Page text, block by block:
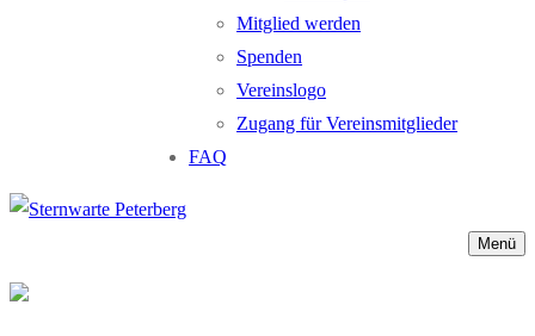
Mitglied werden
Spenden
Vereinslogo
Zugang für Vereinsmitglieder
FAQ
Menü